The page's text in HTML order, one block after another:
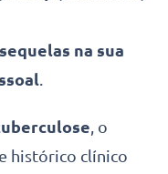
na sua
, o
histórico clínico